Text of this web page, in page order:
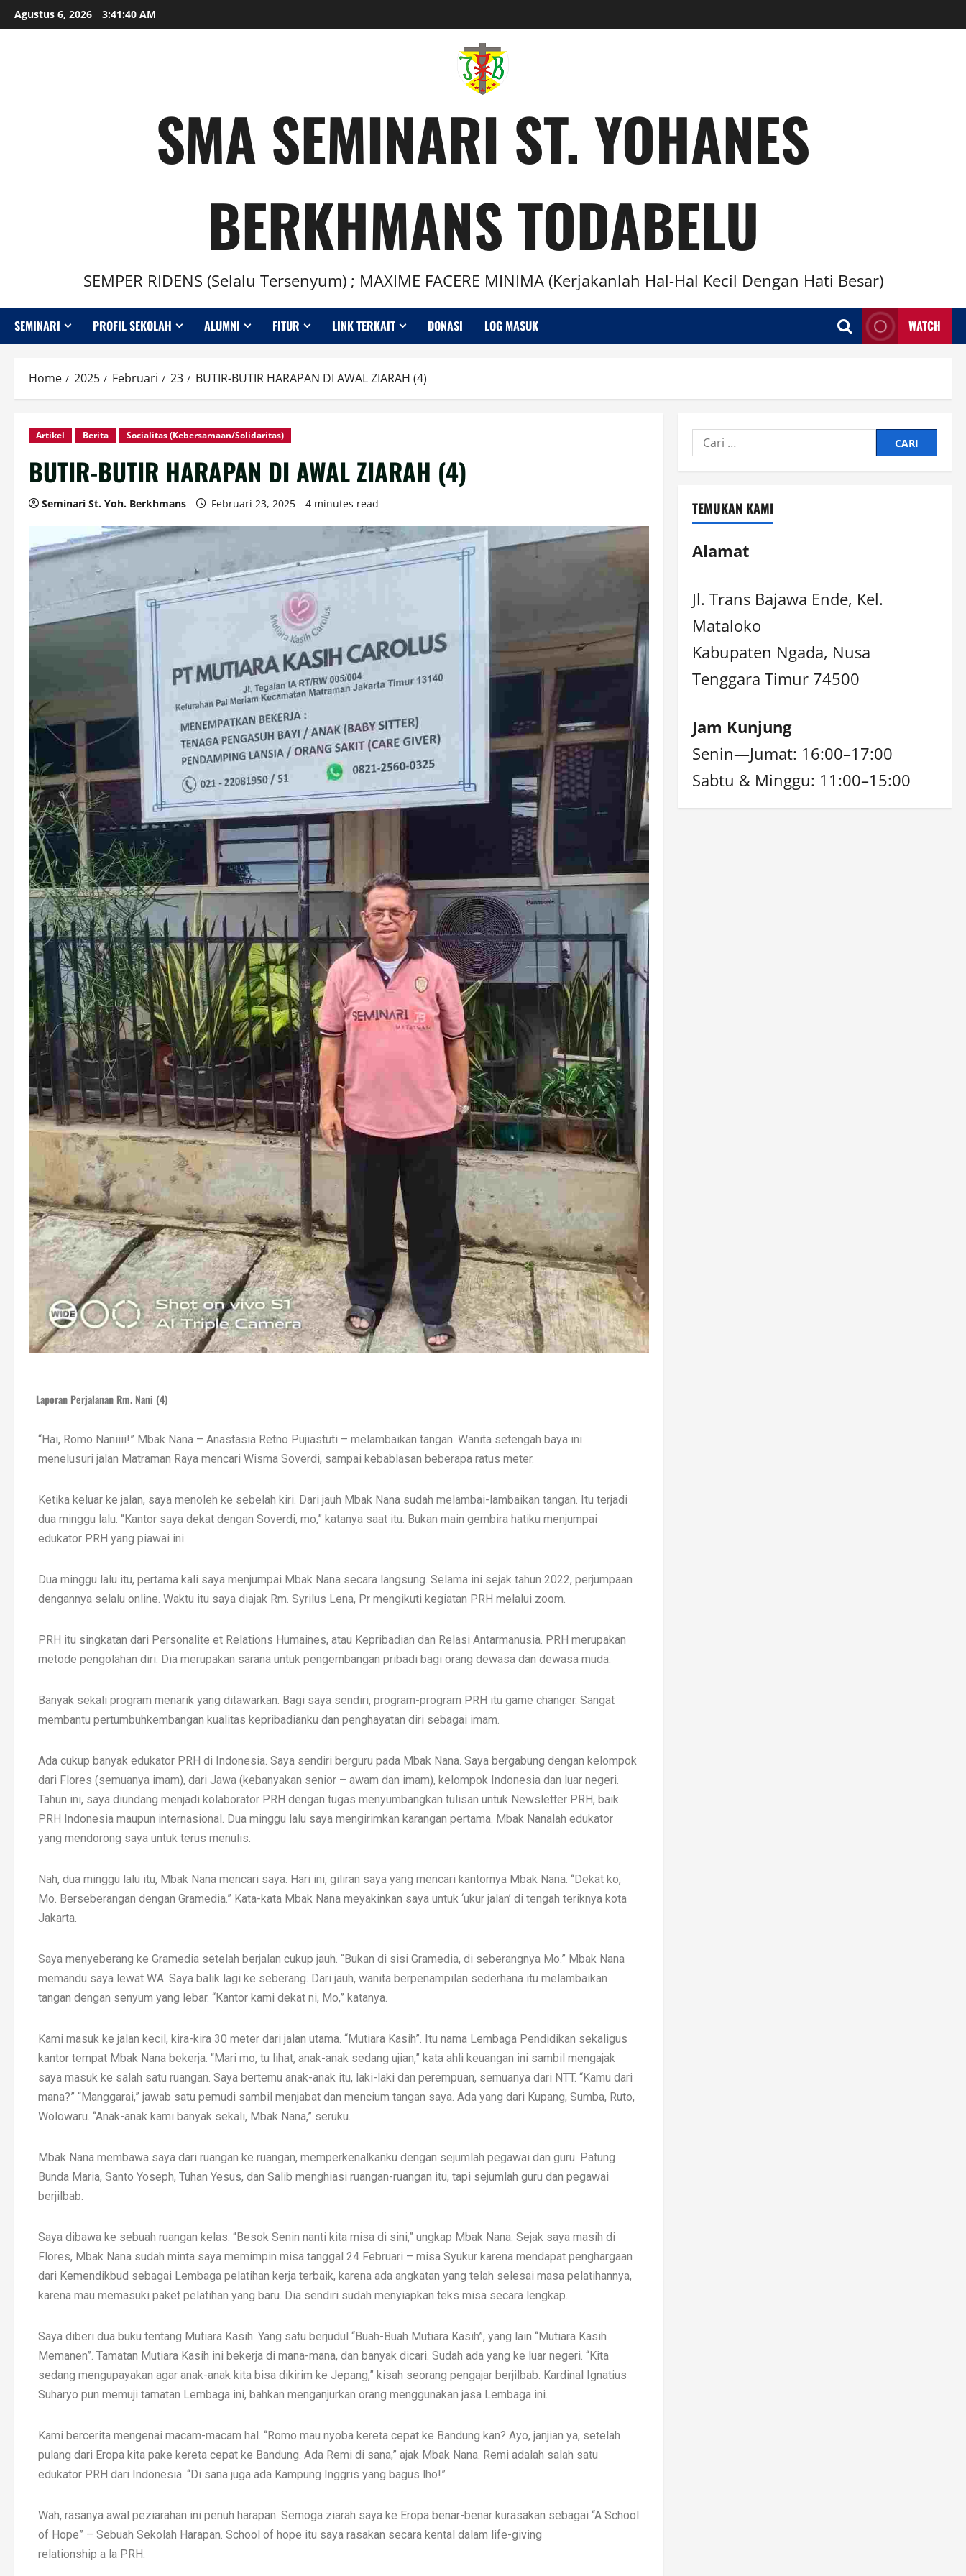
Agustus 6, 2026 3:41:41 AM
SMA SEMINARI ST. YOHANES
BERKHMANS TODABELU
SEMPER RIDENS (Selalu Tersenyum) ; MAXIME FACERE MINIMA (Kerjakanlah Hal-Hal Kecil Dengan Hati Besar)
SEMINARI PROFIL SEKOLAH ALUMNI FITUR LINK TERKAIT DONASI LOG MASUK WATCH
Home 2025 Februari 23 BUTIR-BUTIR HARAPAN DI AWAL ZIARAH (4)
Artikel Berita Socialitas (Kebersamaan/Solidaritas)
BUTIR-BUTIR HARAPAN DI AWAL ZIARAH (4)
Seminari St. Yoh. Berkhmans Februari 23, 2025 4 minutes read
Laporan Perjalanan Rm. Nani (4)
“Hai, Romo Naniiii!” Mbak Nana – Anastasia Retno Pujiastuti – melambaikan tangan. Wanita setengah baya ini
menelusuri jalan Matraman Raya mencari Wisma Soverdi, sampai kebablasan beberapa ratus meter.
Ketika keluar ke jalan, saya menoleh ke sebelah kiri. Dari jauh Mbak Nana sudah melambai-lambaikan tangan. Itu terjadi
dua minggu lalu. “Kantor saya dekat dengan Soverdi, mo,” katanya saat itu. Bukan main gembira hatiku menjumpai
edukator PRH yang piawai ini.
Dua minggu lalu itu, pertama kali saya menjumpai Mbak Nana secara langsung. Selama ini sejak tahun 2022, perjumpaan
dengannya selalu online. Waktu itu saya diajak Rm. Syrilus Lena, Pr mengikuti kegiatan PRH melalui zoom.
PRH itu singkatan dari Personalite et Relations Humaines, atau Kepribadian dan Relasi Antarmanusia. PRH merupakan
metode pengolahan diri. Dia merupakan sarana untuk pengembangan pribadi bagi orang dewasa dan dewasa muda.
Banyak sekali program menarik yang ditawarkan. Bagi saya sendiri, program-program PRH itu game changer. Sangat
membantu pertumbuhkembangan kualitas kepribadianku dan penghayatan diri sebagai imam.
Ada cukup banyak edukator PRH di Indonesia. Saya sendiri berguru pada Mbak Nana. Saya bergabung dengan kelompok
dari Flores (semuanya imam), dari Jawa (kebanyakan senior – awam dan imam), kelompok Indonesia dan luar negeri.
Tahun ini, saya diundang menjadi kolaborator PRH dengan tugas menyumbangkan tulisan untuk Newsletter PRH, baik
PRH Indonesia maupun internasional. Dua minggu lalu saya mengirimkan karangan pertama. Mbak Nanalah edukator
yang mendorong saya untuk terus menulis.
Nah, dua minggu lalu itu, Mbak Nana mencari saya. Hari ini, giliran saya yang mencari kantornya Mbak Nana. “Dekat ko,
Mo. Berseberangan dengan Gramedia.” Kata-kata Mbak Nana meyakinkan saya untuk ‘ukur jalan’ di tengah teriknya kota
Jakarta.
Saya menyeberang ke Gramedia setelah berjalan cukup jauh. “Bukan di sisi Gramedia, di seberangnya Mo.” Mbak Nana
memandu saya lewat WA. Saya balik lagi ke seberang. Dari jauh, wanita berpenampilan sederhana itu melambaikan
tangan dengan senyum yang lebar. “Kantor kami dekat ni, Mo,” katanya.
Kami masuk ke jalan kecil, kira-kira 30 meter dari jalan utama. “Mutiara Kasih”. Itu nama Lembaga Pendidikan sekaligus
kantor tempat Mbak Nana bekerja. “Mari mo, tu lihat, anak-anak sedang ujian,” kata ahli keuangan ini sambil mengajak
saya masuk ke salah satu ruangan. Saya bertemu anak-anak itu, laki-laki dan perempuan, semuanya dari NTT. “Kamu dari
mana?” “Manggarai,” jawab satu pemudi sambil menjabat dan mencium tangan saya. Ada yang dari Kupang, Sumba, Ruto,
Wolowaru. “Anak-anak kami banyak sekali, Mbak Nana,” seruku.
Mbak Nana membawa saya dari ruangan ke ruangan, memperkenalkanku dengan sejumlah pegawai dan guru. Patung
Bunda Maria, Santo Yoseph, Tuhan Yesus, dan Salib menghiasi ruangan-ruangan itu, tapi sejumlah guru dan pegawai
berjilbab.
Saya dibawa ke sebuah ruangan kelas. “Besok Senin nanti kita misa di sini,” ungkap Mbak Nana. Sejak saya masih di
Flores, Mbak Nana sudah minta saya memimpin misa tanggal 24 Februari – misa Syukur karena mendapat penghargaan
dari Kemendikbud sebagai Lembaga pelatihan kerja terbaik, karena ada angkatan yang telah selesai masa pelatihannya,
karena mau memasuki paket pelatihan yang baru. Dia sendiri sudah menyiapkan teks misa secara lengkap.
Saya diberi dua buku tentang Mutiara Kasih. Yang satu berjudul “Buah-Buah Mutiara Kasih”, yang lain “Mutiara Kasih
Memanen”. Tamatan Mutiara Kasih ini bekerja di mana-mana, dan banyak dicari. Sudah ada yang ke luar negeri. “Kita
sedang mengupayakan agar anak-anak kita bisa dikirim ke Jepang,” kisah seorang pengajar berjilbab. Kardinal Ignatius
Suharyo pun memuji tamatan Lembaga ini, bahkan menganjurkan orang menggunakan jasa Lembaga ini.
Kami bercerita mengenai macam-macam hal. “Romo mau nyoba kereta cepat ke Bandung kan? Ayo, janjian ya, setelah
pulang dari Eropa kita pake kereta cepat ke Bandung. Ada Remi di sana,” ajak Mbak Nana. Remi adalah salah satu
edukator PRH dari Indonesia. “Di sana juga ada Kampung Inggris yang bagus lho!”
Wah, rasanya awal peziarahan ini penuh harapan. Semoga ziarah saya ke Eropa benar-benar kurasakan sebagai “A School
of Hope” – Sebuah Sekolah Harapan. School of hope itu saya rasakan secara kental dalam life-giving
relationship a la PRH.
TEMUKAN KAMI
Alamat
Jl. Trans Bajawa Ende, Kel.
Mataloko
Kabupaten Ngada, Nusa
Tenggara Timur 74500
Jam Kunjung
Senin—Jumat: 16:00–17:00
Sabtu & Minggu: 11:00–15:00